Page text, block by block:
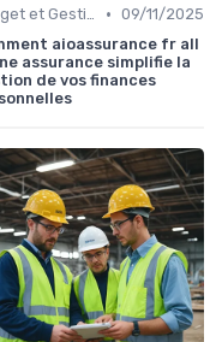
Budget et Gestion des Finances Personnelles • 09/11/2025
aioassurance fr all
assurance simplifie la
de vos finances